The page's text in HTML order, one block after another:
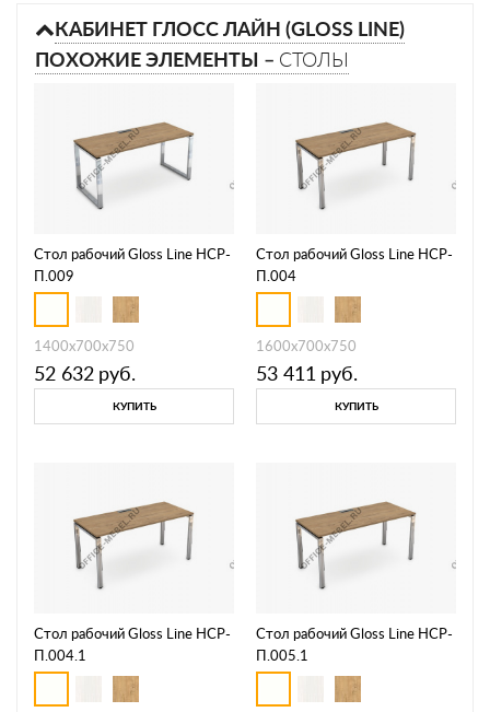
КАБИНЕТ ГЛОСС ЛАЙН (GLOSS LINE)
ПОХОЖИЕ ЭЛЕМЕНТЫ – СТОЛЫ
Стол рабочий Gloss Line НСР-
П.009
1400х700х750
52 632 руб.
КУПИТЬ
Стол рабочий Gloss Line НСР-
П.004
1600х700х750
53 411 руб.
КУПИТЬ
Стол рабочий Gloss Line НСР-
П.004.1
Стол рабочий Gloss Line НСР-
П.005.1